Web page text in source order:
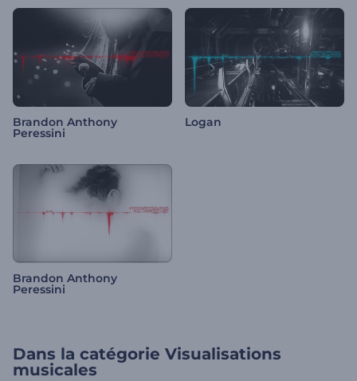
Brandon Anthony
Peressini
Logan
Brandon Anthony
Peressini
Dans la catégorie Visualisations
musicales